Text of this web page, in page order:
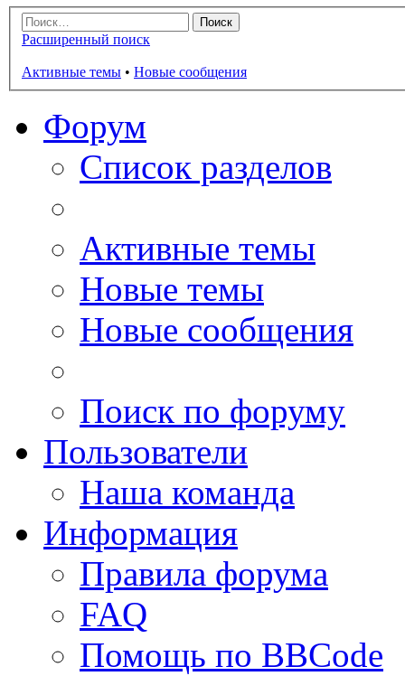
Расширенный поиск
Активные темы • Новые сообщения
Форум
Список разделов
Активные темы
Новые темы
Новые сообщения
Поиск по форуму
Пользователи
Наша команда
Информация
Правила форума
FAQ
Помощь по BBCode